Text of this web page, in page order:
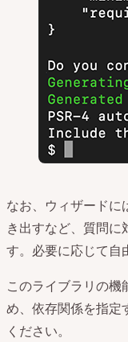
なお、ウィザードに
き出すなど、質問に
す。必要に応じて自
このライブラリの機
め、依存関係を指定
ください。